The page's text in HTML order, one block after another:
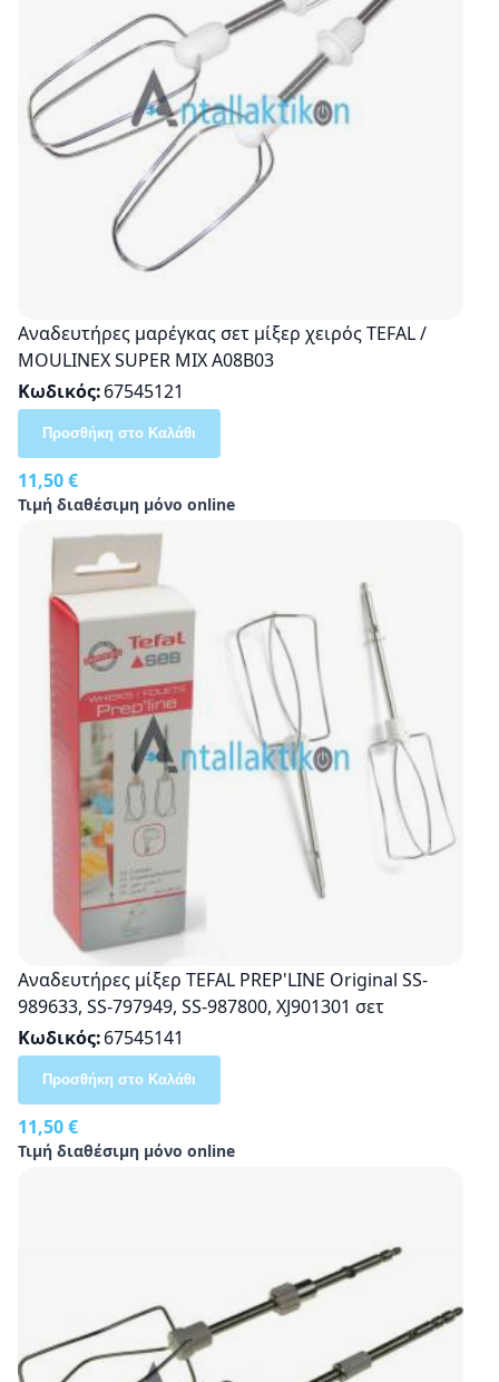
Αναδευτήρες μαρέγκας σετ μίξερ χειρός TEFAL /
MOULINEX SUPER MIX A08B03
Κωδικός 67545121
11,50 €
Τιμή διαθέσιμη μόνο online
Προσθήκη στο Καλάθι
Αναδευτήρες μίξερ TEFAL PREP'LINE Οriginal SS-
989633, SS-797949, SS-987800, XJ901301 σετ
Κωδικός 67545141
11,50 €
Τιμή διαθέσιμη μόνο online
Προσθήκη στο Καλάθι